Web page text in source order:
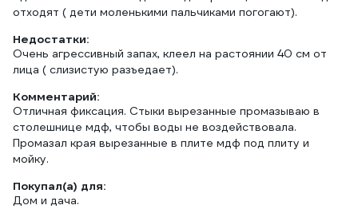
отходят ( дети моленькими пальчиками погогают).
Недостатки:
Очень агрессивный запах, клеел на растоянии 40 см от
лица ( слизистую разъедает).
Комментарий:
Отличная фиксация. Стыки вырезанные промазываю в
столешнице мдф, чтобы воды не воздействовала.
Промазал края вырезанные в плите мдф под плиту и
мойку.
Покупал(а) для:
Дом и дача.